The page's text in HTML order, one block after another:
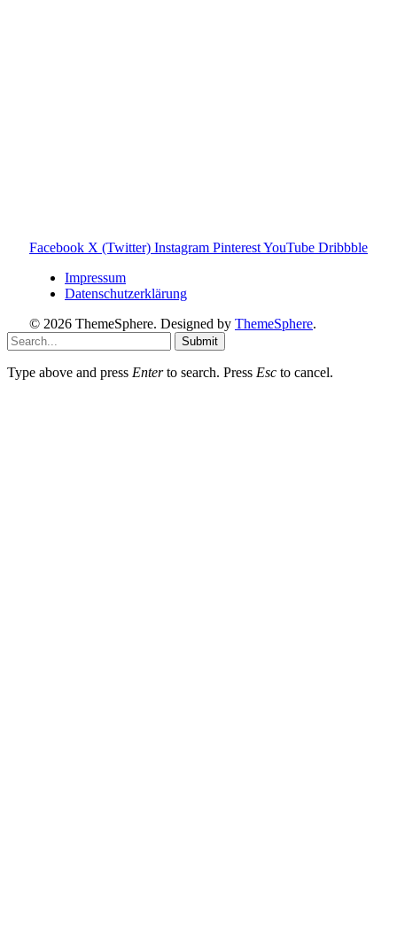
Facebook X (Twitter) Instagram PinterestYouTube Dribbble
Impressum
Datenschutzerklärung
© 2026 ThemeSphere. Designed by ThemeSphere.
Submit
Type above and press Enterto search. Press Esc to cancel.